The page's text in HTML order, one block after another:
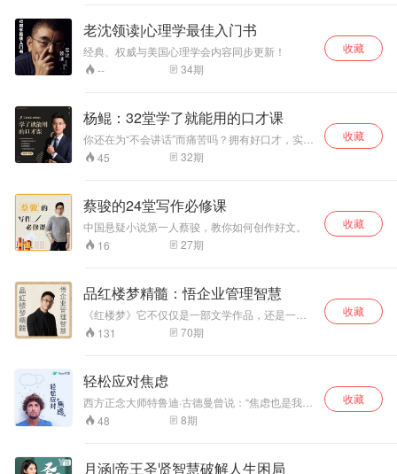
的朋友更多的走出症状的深渊，提升自己的心
灵。
老沈领读|心理学最佳入门书
经典、权威与美国心理学会内容同步更新！
--
34期
收藏
杨鲲：32堂学了就能用的口才课
你还在为“不会讲话”而痛苦吗？拥有好口才，实现
表达自由，提升个人魅力学会说话比你想象中简
单
45 32期
收藏
蔡骏的24堂写作必修课
中国悬疑小说第一人蔡骏，教你如何创作好文。
16
27期
收藏
品红楼梦精髓：悟企业管理智慧
《红楼梦》它不仅仅是一部文学作品，还是一扇
打开中国传统文化的大门，一条融通多门学科的
路径。马经义认为“红学”是划分现代与传统学术的
科学管理门道它体现在贾府上下的一朝一夕，值
得被现代企业管理者深入研究并借鉴
131 70期
收藏
轻松应对焦虑
西方正念大师特鲁迪·古德曼曾说：“焦虑也是我，
但它不全是我，它是我的一部分。”我们会快乐，
也会焦虑，每个人如此。有时候，我们焦虑了，
带领我们学习七种正念应对焦虑的技巧和方法，
48 8期
收藏
月涵|帝王圣贤智慧破解人生困局